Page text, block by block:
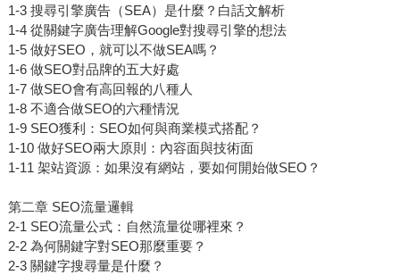
1-3 搜尋引擎廣告（SEA）是什麼？白話文解析
1-4 從關鍵字廣告理解Google對搜尋引擎的想法
1-5 做好SEO，就可以不做SEA嗎？
1-6 做SEO對品牌的五大好處
1-7 做SEO會有高回報的八種人
1-8 不適合做SEO的六種情況
1-9 SEO獲利：SEO如何與商業模式搭配？
1-10 做好SEO兩大原則：內容面與技術面
1-11 架站資源：如果沒有網站，要如何開始做SEO？
第二章 SEO流量邏輯
2-1 SEO流量公式：自然流量從哪裡來？
2-2 為何關鍵字對SEO那麼重要？
2-3 關鍵字搜尋量是什麼？